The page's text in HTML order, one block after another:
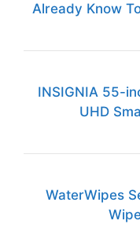
Already Know
INSIGNIA 55-
UHD
WaterWipes